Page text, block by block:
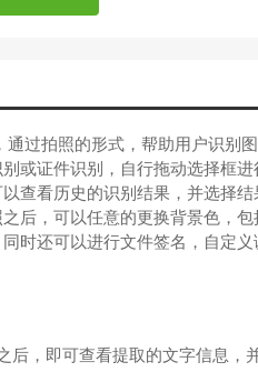
拍照的形式，帮助用户识别
或证件识别，自行拖动选择框
查看历史的识别结果，并选择
后，可以任意的更换背景色，
时还可以进行文件签名，自定
，即可查看提取的文字信息，